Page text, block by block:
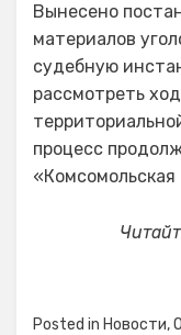
Вынесено
материалов
судебную
рассмотреть
процесс
«Комсомольская
Posted in Новости,